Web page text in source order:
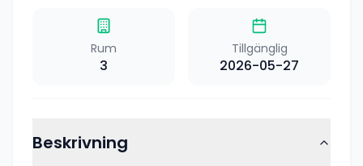
Rum
3
Tillgänglig
2026-05-27
Beskrivning